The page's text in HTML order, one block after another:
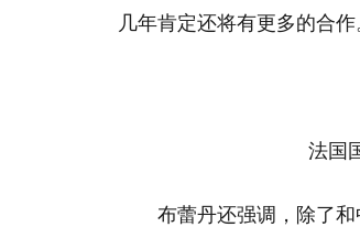
几年肯定还将有更多的合作
法国
布蕾丹还强调，除了